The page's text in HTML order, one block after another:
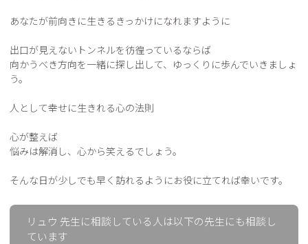
あなたが前向きに生きるきっかけになれますように
出口が見えないトンネルを彷徨っているならば
向かうべき方向を一緒に探し出して、ゆっくりに歩んでいきましょ
う。
人として幸せに生きれる心の法則
心が整えば
悩みは解消し、心から笑えるでしょう。
そんな日が少しでも早く訪れるようにお役に立てれば幸いです。
リュウ 先生に相談している人は以下の先生にも相談し
ています